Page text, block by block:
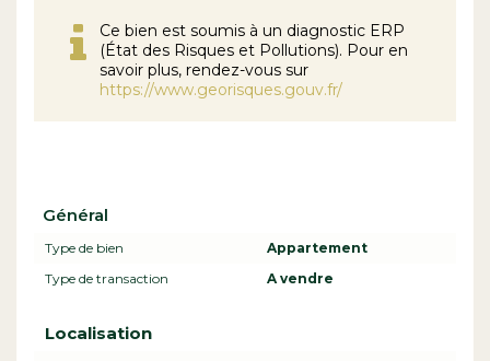
Ce bien est soumis à un diagnostic ERP
(État des Risques et Pollutions). Pour en
savoir plus, rendez-vous sur
https://www.georisques.gouv.fr/
Général
Type de bien
Appartement
Type de transaction
A vendre
Localisation